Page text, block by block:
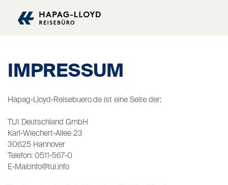
IMPRESSUM
Hapag-Lloyd-Reisebuero.de ist eine Seite der:
TUI Deutschland GmbH
Karl-Wiechert-Allee 23
30625 Hannover
Telefon: 0511-567-0
E-Mail:info@tui.info